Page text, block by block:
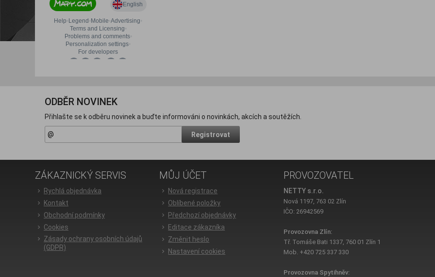
ODBĚR NOVINEK
Přihlašte se k odběru novinek a buďte informováni o novinkách, akcích a soutěžích.
Registrovat
ZÁKAZNICKÝ SERVIS
Rychlá objednávka
Kontakt
Obchodní podmínky
Cookies
Zásady ochrany osobních údajů
(GDPR)
MŮJ ÚČET
Nová registrace
Oblíbené položky
Předchozí objednávky
Editace zákazníka
Změnit heslo
Nastavení cookies
PROVOZOVATEL
NETTY s.r.o.
Nová 1197, 763 02 Zlín
IČO: 26942569
Provozovna Zlín:
Tř. Tomáše Bati 1337, 760 01 Zlín 1
Mob. +420 725 337 330
Provozovna Spytihněv: